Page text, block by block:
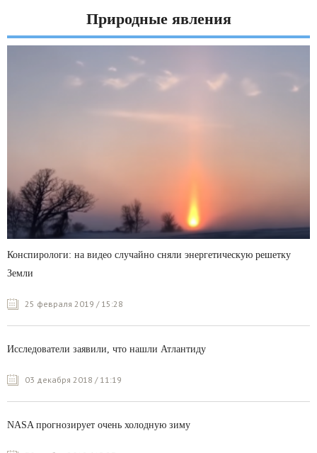
Природные явления
Конспирологи: на видео случайно сняли энергетическую решетку
Земли
25 февраля 2019 / 15:28
Исследователи заявили, что нашли Атлантиду
03 декабря 2018 / 11:19
NASA прогнозирует очень холодную зиму